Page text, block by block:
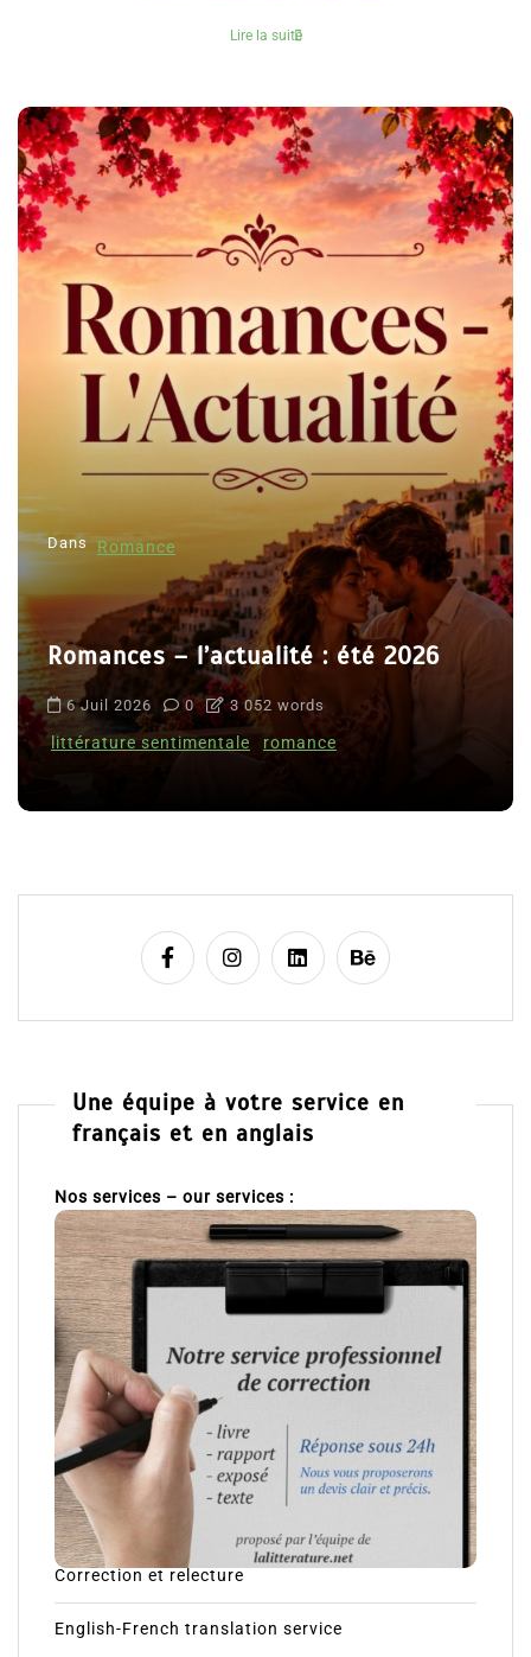
Lire la suite
Dans Romance
Romances – l’actualité : été 2026
6 Juil 2026 0 3 052 words
littérature sentimentale romance
Une équipe à votre service en
français et en anglais
Nos services – our services :
Correction et relecture
English-French translation service